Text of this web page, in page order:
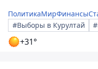
ПолитикаМирФинансы
#Выборы в Курултай
+31°